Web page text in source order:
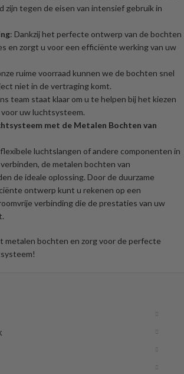
zijn tegen de eisen van intensief gebruik in
: Dankzij het perfecte ontwerp van de bochten
en zorgt u voor een efficiënte werking van uw
ruime voorraad kunnen we de bochten snel
niet in de vertraging komt.
team staat klaar om u te helpen bij het kiezen
uw luchtsysteem.
met de Metalen Bochten van
luchtslangen of andere componenten in
de metalen bochten van
de ideale oplossing. Door de duurzame
ontwerp kunt u rekenen op een
verbinding die de prestaties van uw
metalen bochten en zorg voor de perfecte